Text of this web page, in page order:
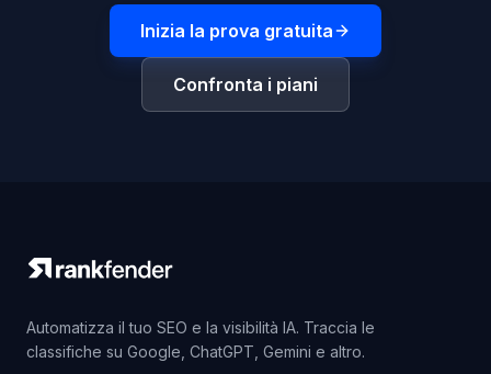
Inizia la prova gratuita
Confronta i piani
Automatizza il tuo SEO e la visibilità IA. Traccia le
classifiche su Google, ChatGPT, Gemini e altro.